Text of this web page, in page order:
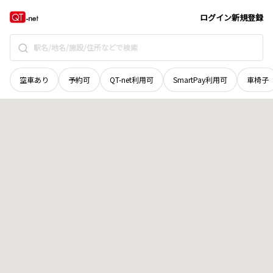
ログイン新規登録
空車あり 予約可 QT-net利用可 SmartPay利用可 車椅子
宮城県